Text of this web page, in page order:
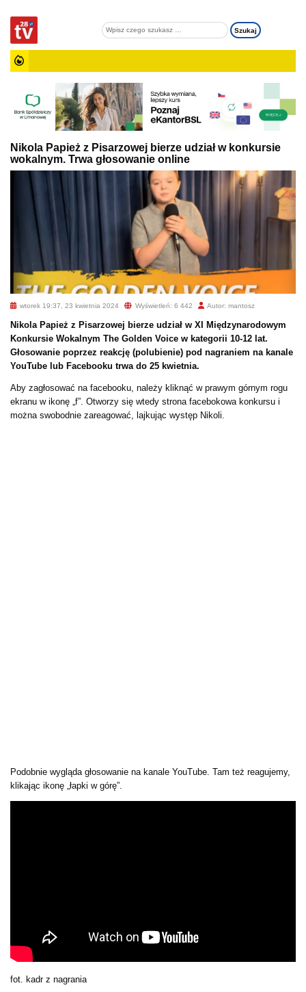
Nikola Papież z Pisarzowej bierze udział w konkursie
wokalnym. Trwa głosowanie online
wtorek 19:37, 23 kwietnia 2024 Wyświetleń: 6 442 Autor: mantosz
Nikola Papież z Pisarzowej bierze udział w XI Międzynarodowym
Konkursie Wokalnym The Golden Voice w kategorii 10-12 lat.
Głosowanie poprzez reakcję (polubienie) pod nagraniem na kanale
YouTube lub Facebooku trwa do 25 kwietnia.
Aby zagłosować na facebooku, należy kliknąć w prawym górnym rogu
ekranu w ikonę „f”. Otworzy się wtedy strona facebokowa konkursu i
można swobodnie zareagować, lajkując występ Nikoli.
Podobnie wygląda głosowanie na kanale YouTube. Tam też reagujemy,
klikając ikonę „łapki w górę”.
fot. kadr z nagrania